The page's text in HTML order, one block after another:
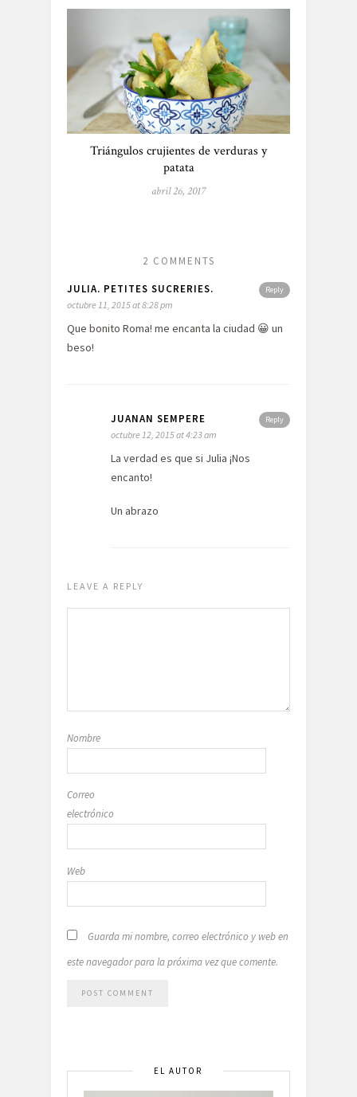
Triángulos crujientes de verduras y
patata
abril 26, 2017
2 COMMENTS
Reply
JULIA. PETITES SUCRERIES.
octubre 11, 2015 at 8:28 pm
Que bonito Roma! me encanta la ciudad 😀 un
beso!
Reply
JUANAN SEMPERE
octubre 12, 2015 at 4:23 am
La verdad es que si Julia ¡Nos
encanto!
Un abrazo
LEAVE A REPLY
Nombre
Correo
electrónico
Web
Guarda mi nombre, correo electrónico y web en
este navegador para la próxima vez que comente.
EL AUTOR